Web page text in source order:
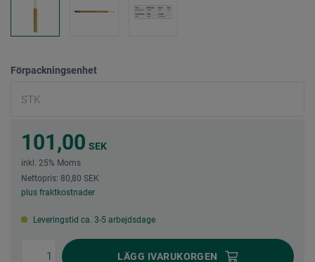
Förpackningsenhet
101,00 SEK
inkl. 25% Moms
Nettopris: 80,80 SEK
plus fraktkostnader
Leveringstid ca. 3-5 arbejdsdage
LÄGG IVARUKORGEN